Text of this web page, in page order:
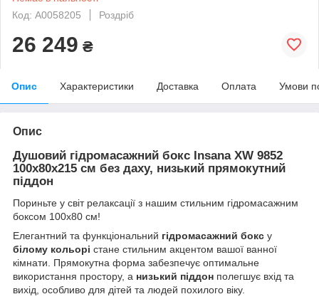
Код: А0058205
Роздріб
26 249 ₴
Опис Характеристики Доставка Оплата Умови
Опис
Душовий гідромасажний бокс Insana XW 9852
100х80х215 см без даху, низький прямокутний
піддон
Пориньте у світ релаксації з нашим стильним гідромасажним
боксом 100х80 см!
Елегантний та функціональний гідромасажний бокс у
білому кольорі стане стильним акцентом вашої ванної
кімнати. Прямокутна форма забезпечує оптимальне
використання простору, а низький піддон полегшує вхід та
вихід, особливо для дітей та людей похилого віку.